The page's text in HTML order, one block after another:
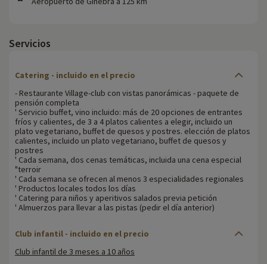
Servicios
Catering - incluido en el precio
- Restaurante Village-club con vistas panorámicas - paquete de
pensión completa
' Servicio buffet, vino incluido: más de 20 opciones de entrantes
fríos y calientes, de 3 a 4 platos calientes a elegir, incluido un
plato vegetariano, buffet de quesos y postres. elección de platos
calientes, incluido un plato vegetariano, buffet de quesos y
postres
' Cada semana, dos cenas temáticas, incluida una cena especial
"terroir
' Cada semana se ofrecen al menos 3 especialidades regionales
' Productos locales todos los días
' Catering para niños y aperitivos salados previa petición
' Almuerzos para llevar a las pistas (pedir el día anterior)
Club infantil - incluido en el precio
Club infantil de 3 meses a 10 años